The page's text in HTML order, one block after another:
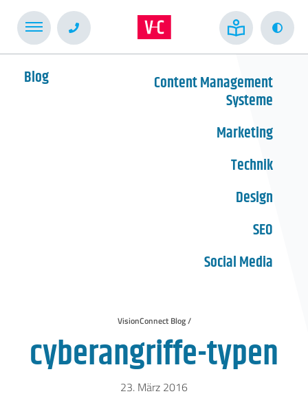
Blog Content Management
Systeme
Marketing
Technik
Design
SEO
Social Media
VisionConnect Blog /
cyberangriffe-typen
23. März 2016